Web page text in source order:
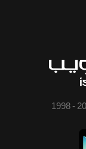
جميع الحقوق محفوظة © 2026 - 1998